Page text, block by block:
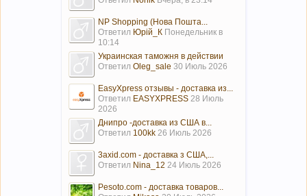
NP Shopping (Нова Пошта...
Ответил Юрій_К Понедельник в
10:14
Украинская таможня в действии
Ответил Oleg_sale 30 Июль 2026
EasyXpress отзывы - доставка из...
Ответил EASYXPRESS 28 Июль
2026
Днипро -доставка из США в...
Ответил 100kk 26 Июль 2026
3axid.com - доставка з США,...
Ответил Nina_12 24 Июль 2026
Pesoto.com - доставка товаров...